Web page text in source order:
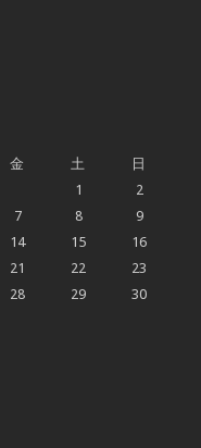
金 土
日
1
2
7 8
9
14 15
16
21 22
23
28 29
30